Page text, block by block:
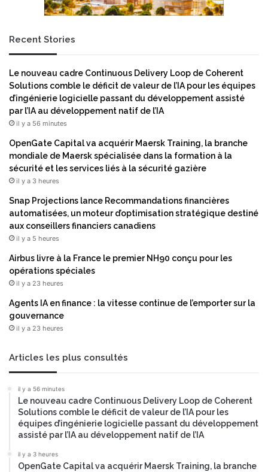
Recent Stories
Le nouveau cadre Continuous Delivery Loop de Coherent
Solutions comble le déficit de valeur de l’IA pour les équipes
d’ingénierie logicielle passant du développement assisté
par l’IA au développement natif de l’IA
il y a 56 minutes
OpenGate Capital va acquérir Maersk Training, la branche
mondiale de Maersk spécialisée dans la formation à la
sécurité et les services liés à la sécurité gazière
il y a 3 heures
Snap Projections lance Recommandations financières
automatisées, un moteur d’optimisation stratégique destiné
aux conseillers financiers canadiens
il y a 5 heures
Airbus livre à la France le premier NH90 conçu pour les
opérations spéciales
il y a 23 heures
Agents IA en finance : la vitesse continue de l’emporter sur la
gouvernance
il y a 23 heures
Articles les plus consultés
il y a 56 minutes
Le nouveau cadre Continuous Delivery Loop de Coherent
Solutions comble le déficit de valeur de l’IA pour les
équipes d’ingénierie logicielle passant du développement
assisté par l’IA au développement natif de l’IA
il y a 3 heures
OpenGate Capital va acquérir Maersk Training, la branche